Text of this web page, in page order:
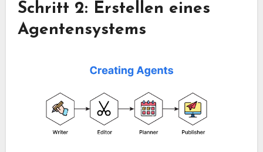
Schritt 2: Erstellen eines
Agentensystems